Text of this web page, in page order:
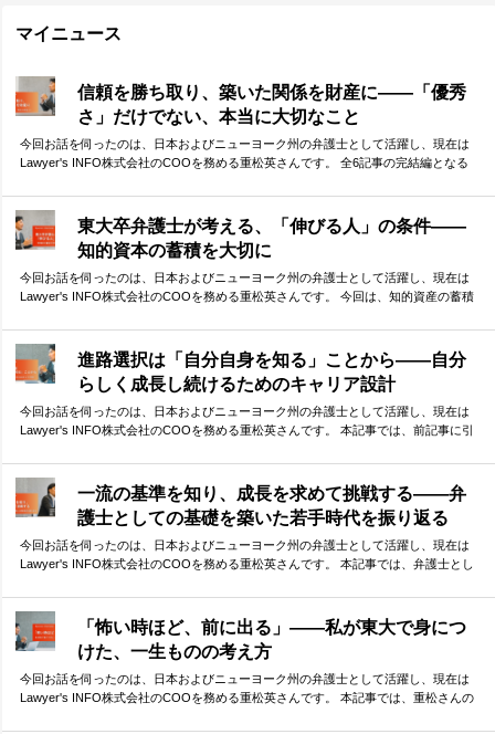
マイニュース
信頼を勝ち取り、築いた関係を財産に——「優秀
さ」だけでない、本当に大切なこと
今回お話を伺ったのは、日本およびニューヨーク州の弁護士として活躍し、現在は
Lawyer's INFO株式会社のCOOを務める重松英さんです。 全6記事の完結編となる
いました。 他者との「弱い繋がり」を大切にする重要性、そして、その前提となる
信頼構築の必要性。弁護士として、自らもネットワークを活かしてダイナミックに
活躍されてきた重松さんが、体験談をもとに語ってくださりました。
東大卒弁護士が考える、「伸びる人」の条件——
知的資本の蓄積を大切に
今回お話を伺ったのは、日本およびニューヨーク州の弁護士として活躍し、現在は
Lawyer's INFO株式会社のCOOを務める重松英さんです。 今回は、知的資産の蓄積
な差がどんどん積み重なり、最終的には大きな差として現れる受験勉強の中で、少
しでも早い段階から意識しておくべきことは何か。貴重なお話を伺うことができま
した。
進路選択は「自分自身を知る」ことから——自分
らしく成長し続けるためのキャリア設計
今回お話を伺ったのは、日本およびニューヨーク州の弁護士として活躍し、現在は
Lawyer's INFO株式会社のCOOを務める重松英さんです。 本記事では、前記事に引
た、キャリア選択についてのお考えや、これからキャリアを考える方々へのアドバ
イスもお伺いしました。 現在進路選択に迷っている方にとっても、参考となる指針
がつまった内容となっています。
一流の基準を知り、成長を求めて挑戦する——弁
護士としての基礎を築いた若手時代を振り返る
今回お話を伺ったのは、日本およびニューヨーク州の弁護士として活躍し、現在は
Lawyer's INFO株式会社のCOOを務める重松英さんです。 本記事では、弁護士とし
だきました。 ファーストキャリアで学んだ、一流事務所の仕事の基準。そして、さ
らなる成長を求めての決断。 華やかな経歴の裏側には、自分なりの答えを探し続け
た挑戦の連続がありました。
「怖い時ほど、前に出る」——私が東大で身につ
けた、一生ものの考え方
今回お話を伺ったのは、日本およびニューヨーク州の弁護士として活躍し、現在は
Lawyer's INFO株式会社のCOOを務める重松英さんです。 本記事では、重松さんの